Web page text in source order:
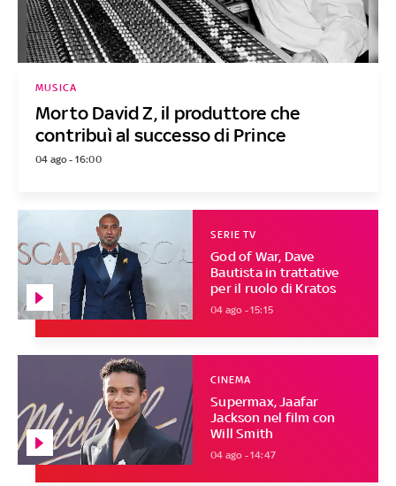
Morto David Z, il produttore che
contribuì al successo di Prince
MUSICA
04 ago - 16:00
God of War, Dave
Bautista in trattative
per il ruolo di Kratos
SERIE TV
04 ago - 15:15
Supermax, Jaafar
Jackson nel film con
Will Smith
CINEMA
04 ago - 14:47